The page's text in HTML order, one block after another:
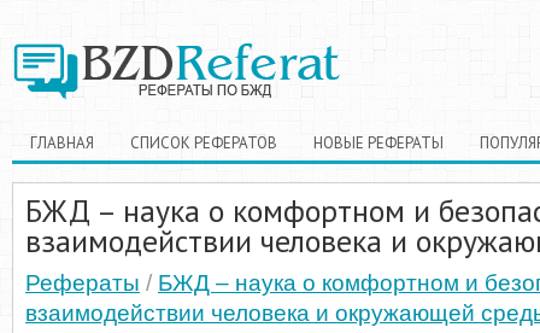
ГЛАВНАЯ СПИСОК РЕФЕРАТОВ НОВЫЕ РЕФЕРАТЫ
БЖД – наука о комфортном и
взаимодействии человека и
Рефераты / БЖД – наука о комфортном и
взаимодействии человека и окружающей